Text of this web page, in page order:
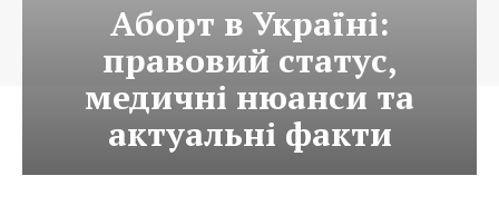
Аборт в Україні:
правовий статус,
медичні нюанси та
актуальні факти